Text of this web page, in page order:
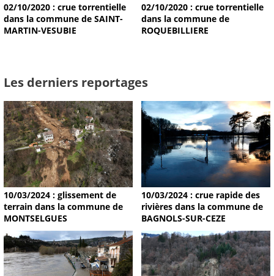
02/10/2020 : crue torrentielle
dans la commune de SAINT-
MARTIN-VESUBIE
02/10/2020 : crue torrentielle
dans la commune de
ROQUEBILLIERE
Les derniers reportages
10/03/2024 : glissement de
terrain dans la commune de
MONTSELGUES
10/03/2024 : crue rapide des
rivières dans la commune de
BAGNOLS-SUR-CEZE